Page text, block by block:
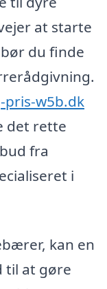
at starte
du finde
w5b.dk
det rette
fra
i
kan en
til at gøre